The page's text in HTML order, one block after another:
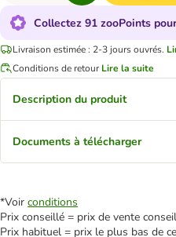
Collectez 91 zooPoints
Livraison estimée : 2-3 jours ouvrés.
Conditions de retour Lire la suite
Description du produit
Documents à télécharger
*Voir conditions
Prix conseillé = prix de vente
Prix habituel = prix le plus bas de